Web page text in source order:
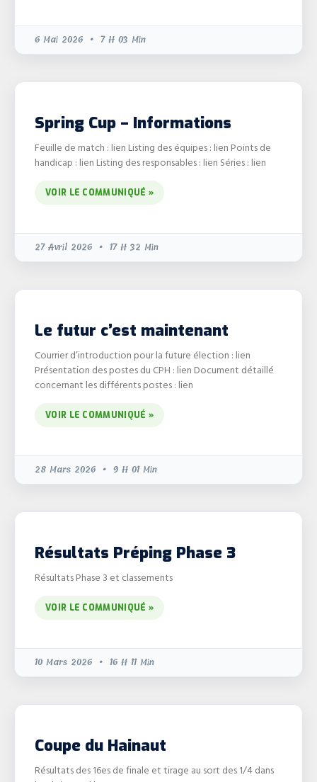
6 Mai 2026 7 H 03 Min
Spring Cup – Informations
Feuille de match : lien Listing des équipes : lien Points de
handicap : lien Listing des responsables : lien Séries : lien
VOIR LE COMMUNIQUÉ »
27 Avril 2026 17 H 32 Min
Le futur c’est maintenant
Courrier d’introduction pour la future élection : lien
Présentation des postes du CPH : lien Document détaillé
concernant les différents postes : lien
VOIR LE COMMUNIQUÉ »
28 Mars 2026 9 H 01 Min
Résultats Préping Phase 3
Résultats Phase 3 et classements
VOIR LE COMMUNIQUÉ »
10 Mars 2026 16 H 11 Min
Coupe du Hainaut
Résultats des 16es de finale et tirage au sort des 1/4 dans